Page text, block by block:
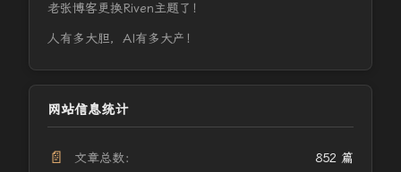
老张博客更换Riven主题了！
人有多大胆，AI有多大产！
网站信息统计
📄 文章总数： 852 篇